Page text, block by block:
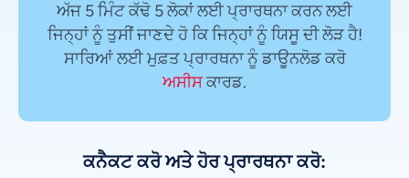
ਅੱਜ 5 ਮਿੰਟ ਕੱਢੋ 5 ਲੋਕਾਂ ਲਈ ਪ੍ਰਾਰਥਨਾ ਕਰਨ ਲਈ
ਜਿਨ੍ਹਾਂ ਨੂੰ ਤੁਸੀਂ ਜਾਣਦੇ ਹੋ ਕਿ ਜਿਨ੍ਹਾਂ ਨੂੰ ਯਿਸੂ ਦੀ ਲੋੜ ਹੈ!
ਸਾਰਿਆਂ ਲਈ ਮੁਫ਼ਤ ਪ੍ਰਾਰਥਨਾ ਨੂੰ ਡਾਊਨਲੋਡ ਕਰੋ
ਅਸੀਸਕਾਰਡ.
ਕਨੈਕਟ ਕਰੋ ਅਤੇ ਹੋਰ ਪ੍ਰਾਰਥਨਾ ਕਰੋ: